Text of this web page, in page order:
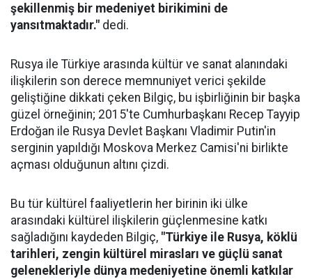
şekillenmiş bir medeniyet birikimini de
yansıtmaktadır." dedi.
Rusya ile Türkiye arasında kültür ve sanat alanındaki
ilişkilerin son derece memnuniyet verici şekilde
geliştiğine dikkati çeken Bilgiç, bu işbirliğinin bir başka
güzel örneğinin; 2015'te Cumhurbaşkanı Recep Tayyip
Erdoğan ile Rusya Devlet Başkanı Vladimir Putin'in
serginin yapıldığı Moskova Merkez Camisi'ni birlikte
açması olduğunun altını çizdi.
Bu tür kültürel faaliyetlerin her birinin iki ülke
arasındaki kültürel ilişkilerin güçlenmesine katkı
sağladığını kaydeden Bilgiç, "Türkiye ile Rusya, köklü
tarihleri, zengin kültürel mirasları ve güçlü sanat
gelenekleriyle dünya medeniyetine önemli katkılar